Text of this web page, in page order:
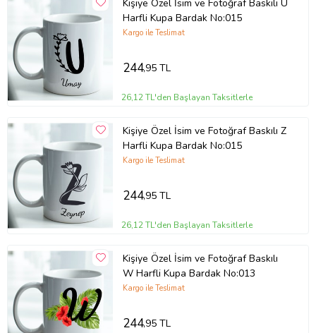
Kişiye Özel İsim ve Fotoğraf Baskılı U
Harfli Kupa Bardak No:015
Kargo ile Teslimat
244,95 TL
26,12 TL'den Başlayan Taksitlerle
Kişiye Özel İsim ve Fotoğraf Baskılı Z
Harfli Kupa Bardak No:015
Kargo ile Teslimat
244,95 TL
26,12 TL'den Başlayan Taksitlerle
Kişiye Özel İsim ve Fotoğraf Baskılı
W Harfli Kupa Bardak No:013
Kargo ile Teslimat
244,95 TL